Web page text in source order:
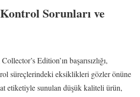
Sorunları ve
Edition’ın başarısızlığı,
süreçlerindeki eksiklikleri gözler önüne
etiketiyle sunulan düşük kaliteli ürün,